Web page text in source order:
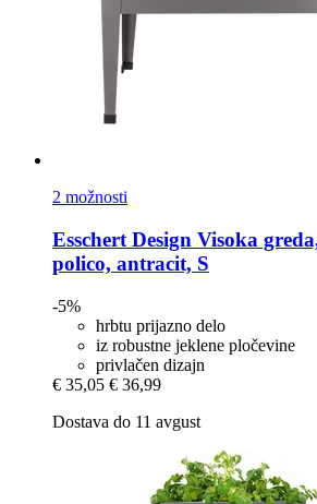
2 možnosti
Esschert Design Visoka
polico, antracit, S
-5%
hrbtu prijazno delo
iz robustne jeklene pločevine
privlačen dizajn
€ 35,05 € 36,99
Dostava do 11 avgust